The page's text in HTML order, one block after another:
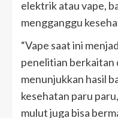
elektrik atau vape,
mengganggu
“Vape saat ini
penelitian berkaitan
menunjukkan hasil
kesehatan paru
mulut juga bisa